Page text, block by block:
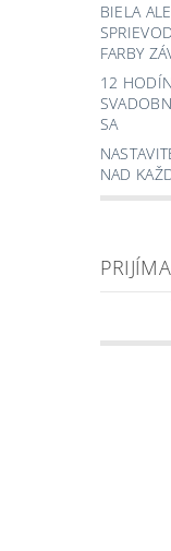
BIELA
FARBY
12
SA
NAD